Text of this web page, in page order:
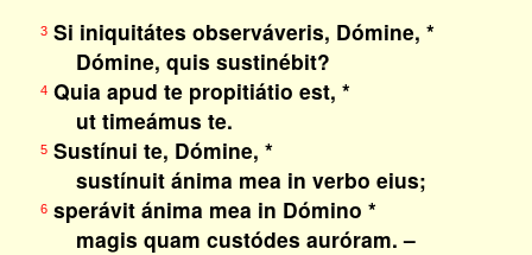
3Si iniquitátes observáveris, Dómine, *
Dómine, quis sustinébit?
4Quia apud te propitiátio est, *
ut timeámus te.
5Sustínui te, Dómine, *
sustínuit ánima mea in verbo eius;
6sperávit ánima mea in Dómino *
magis quam custódes auróram. –